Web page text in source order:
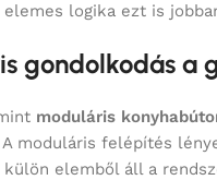
logika ezt is
gondolkodás a
moduláris
moduláris felépítés
külön elemből áll a